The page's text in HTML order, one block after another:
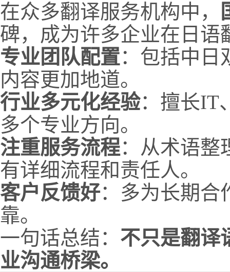
在众多翻译服务机构中，
碑，成为许多企业在日语
专业团队配置：包括中日
内容更加地道。
行业多元化经验：擅长IT
多个专业方向。
注重服务流程：从术语整
有详细流程和责任人。
客户反馈好：多为长期合
靠。
一句话总结： 不只是翻译
业沟通桥梁。